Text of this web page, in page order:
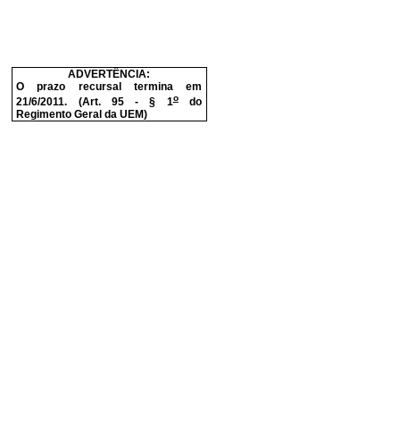
ADVERTÊNCIA:
O prazo recursal termina em
21/6/2011. (Art. 95 - § 1odo
Regimento Geral da UEM)